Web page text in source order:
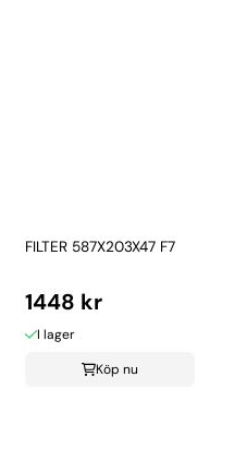
FILTER 587X203X47 F7
1448 kr
I lager
Köp nu